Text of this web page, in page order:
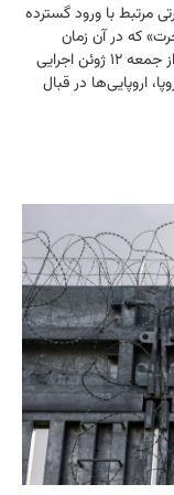
مرتبط با ورود گسترده
که در آن زمان
پیشنهاد شده و طی هشت سال مذاکره شده بود، از جمعه ۱۲ ژوئن اجرایی
اروپایی‌ها در قبال